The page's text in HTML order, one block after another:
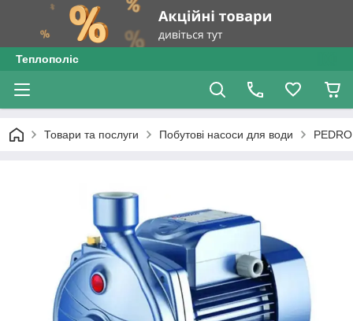
Теплополіс
Товари та послуги Побутові насоси для води